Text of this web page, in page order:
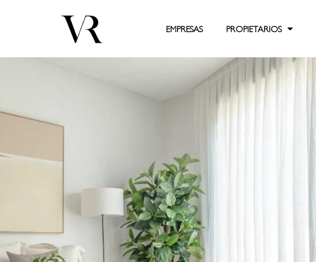
EMPRESAS PROPIETARIOS